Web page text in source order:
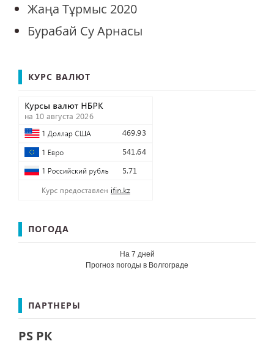
Жаңа Тұрмыс 2020
Бурабай Су Арнасы
КУРС ВАЛЮТ
ПОГОДА
На 7 дней
Прогноз погоды в Волгограде
ПАРТНЕРЫ
PS РК